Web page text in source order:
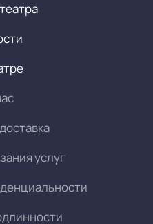
услуг